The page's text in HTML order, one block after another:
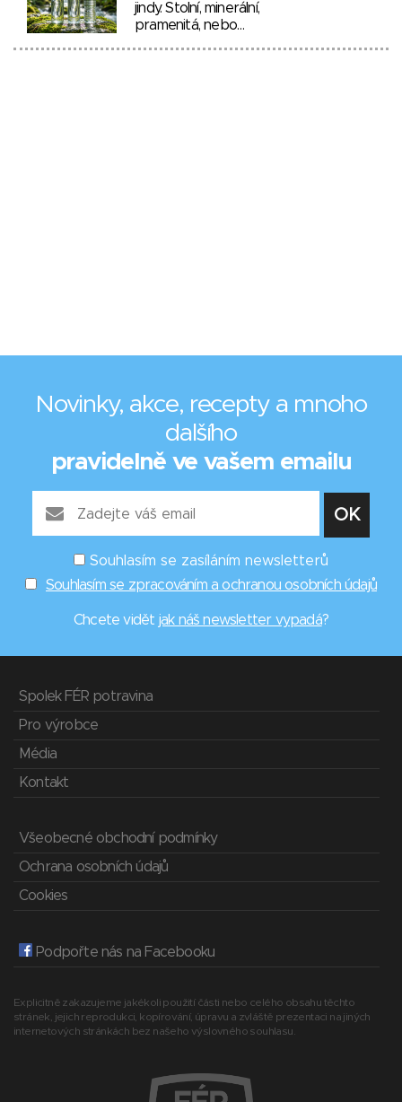
jindy. Stolní, minerální,
pramenitá, nebo…
Novinky, akce, recepty a mnoho
dalšího
pravidelně ve vašem emailu
Souhlasím se zasíláním newsletterů
Souhlasím se zpracováním a ochranou osobních údajů
Chcete vidět jak náš newsletter vypadá?
Spolek FÉR potravina
Pro výrobce
Média
Kontakt
Všeobecné obchodní podmínky
Ochrana osobních údajů
Cookies
Podpořte nás na Facebooku
Explicitně zakazujeme jakékoli použití části nebo celého obsahu těchto
stránek, jejich reprodukci, kopírování, úpravu a zvláště prezentaci na jiných
internetových stránkách bez našeho výslovného souhlasu.